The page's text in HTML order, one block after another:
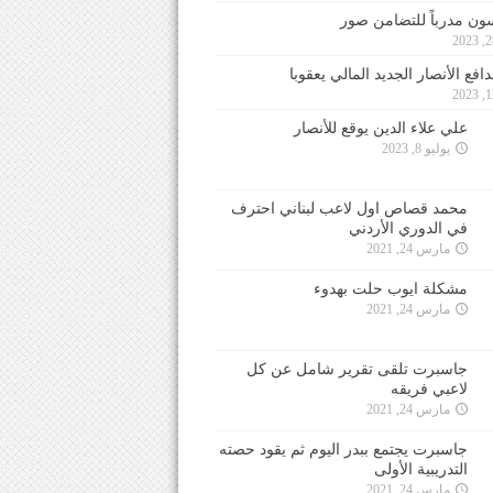
مدرباً للتضامن صور
الأنصار الجديد المالي يعقوبا
علي علاء الدين يوقع للأنصار
يوليو 8, 2023
محمد قصاص اول لاعب لبناني احترف
في الدوري الأردني
مارس 24, 2021
مشكلة ايوب حلت بهدوء
مارس 24, 2021
جاسبرت تلقى تقرير شامل عن كل
لاعبي فريقه
مارس 24, 2021
جاسبرت يجتمع ببدر اليوم ثم يقود حصته
التدريبية الأولى
مارس 24, 2021